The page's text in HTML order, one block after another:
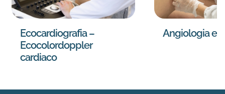
Ecocardiografia –
Ecocolordoppler
cardiaco
Angiologia e